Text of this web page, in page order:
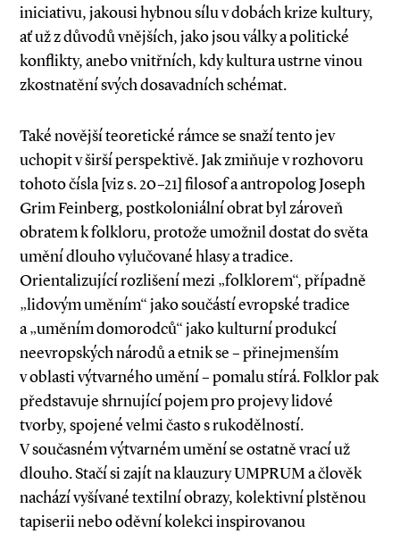
iniciativu, jakousi hybnou sílu v dobách krize kultury,
ať už z důvodů vnějších, jako jsou války a politické
konflikty, anebo vnitřních, kdy kultura ustrne vinou
zkostnatění svých dosavadních schémat.
Také novější teoretické rámce se snaží tento jev
uchopit v širší perspektivě. Jak zmiňuje v rozhovoru
tohoto čísla [viz s. 20–21] filosof a antropolog Joseph
Grim Feinberg, postkoloniální obrat byl zároveň
obratem k folkloru, protože umožnil dostat do světa
umění dlouho vylučované hlasy a tradice.
Orientalizující rozlišení mezi „folklorem“, případně
„lidovým uměním“ jako součástí evropské tradice
a „uměním domorodců“ jako kulturní produkcí
neevropských národů a etnik se – přinejmenším
v oblasti výtvarného umění – pomalu stírá. Folklor pak
představuje shrnující pojem pro projevy lidové
tvorby, spojené velmi často s rukodělností.
V současném výtvarném umění se ostatně vrací už
dlouho. Stačí si zajít na klauzury UMPRUM a člověk
nachází vyšívané textilní obrazy, kolektivní plstěnou
tapiserii nebo oděvní kolekci inspirovanou